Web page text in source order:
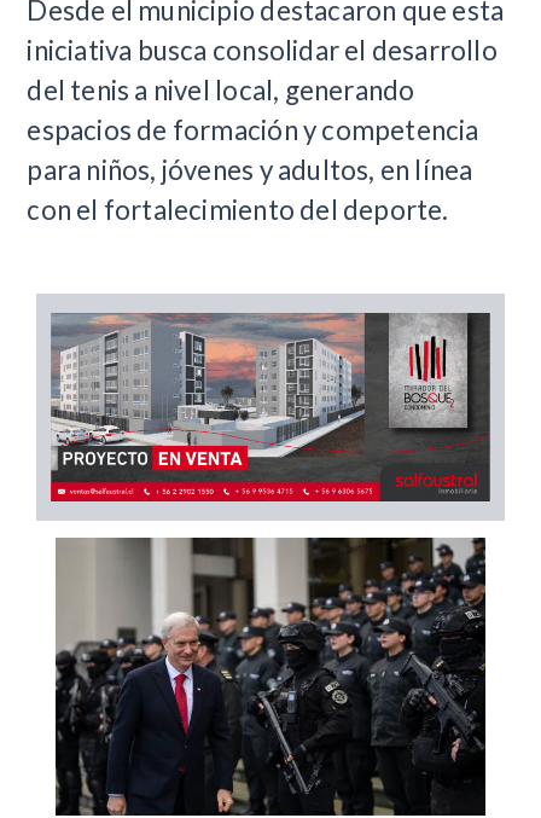
Desde el municipio destacaron que esta
iniciativa busca consolidar el desarrollo
del tenis a nivel local, generando
espacios de formación y competencia
para niños, jóvenes y adultos, en línea
con el fortalecimiento del deporte.